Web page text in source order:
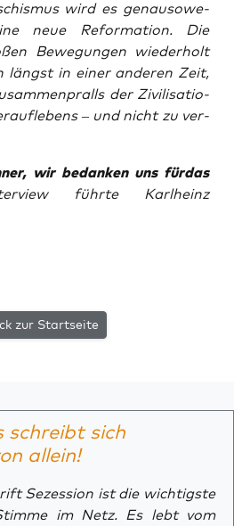
wird es genau­so­we­
neue Refor­ma­ti­on. Die
Bewe­gun­gen wie­der­holt
längst in einer ande­ren Zeit,
der Zivi­li­sa­tio­
– und nicht zu ver­
wir bedan­ken uns für­das
führ­te Karl­heinz
zur Startseite
schreibt sich
allein!
Sezession ist die wichtigste
im Netz. Es lebt vom